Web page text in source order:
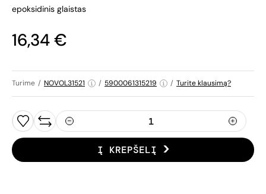
epoksidinis glaistas
16,34 €
Turime / NOVOL31521 / 5900061315219 / Turite klausimą?
Į KREPŠELĮ